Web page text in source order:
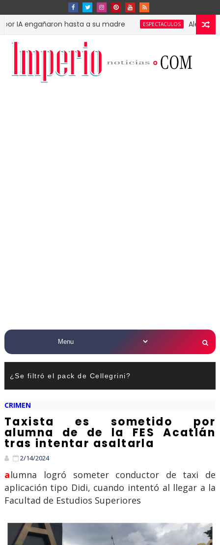
hasta a su madre ESPECTACULOS Alejandro
¿Se filtró el pack de Cellegrini?
CRIMEN
Taxista es sometido por
alumna de de la FES Acatlán
tras intentar asaltarla
2/14/2024
alumna logró someter conductor de taxi de
aplicación tipo Didi, cuando intentó al llegar a la
Facultad de Estudios Superiores